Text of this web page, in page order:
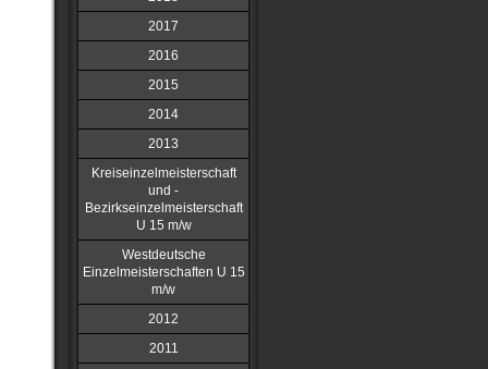
2017
2016
2015
2014
2013
Kreiseinzelmeisterschaft
und -
Bezirkseinzelmeisterschaft
U 15 m/w
Westdeutsche
Einzelmeisterschaften U 15
m/w
2012
2011